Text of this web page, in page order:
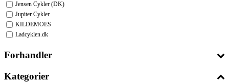
Jensen Cykler (DK)
Jupiter Cykler
KILDEMOES
Ladcyklen.dk
Forhandler
Kategorier